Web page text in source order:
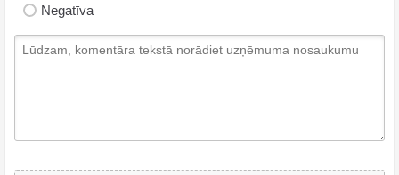
Negatīva